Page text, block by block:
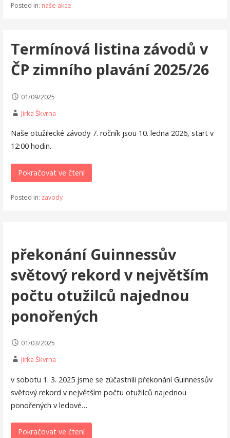
Posted in: naše akce
Termínová listina závodů v
ČP zimního plavání 2025/26
01/09/2025
Jirka Škvrna
Naše otužilecké závody 7. ročník jsou 10. ledna 2026, start v
12:00 hodin.
Pokračovat ve čtení
Posted in: zavody
překonání Guinnessův
světový rekord v největším
počtu otužilců najednou
ponořených
01/03/2025
Jirka Škvrna
v sobotu 1. 3. 2025 jsme se zúčastnili překonání Guinnessův
světový rekord v největším počtu otužilců najednou
ponořených v ledové…
Pokračovat ve čtení